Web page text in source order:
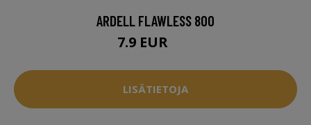
ARDELL FLAWLESS 800
7.9 EUR
LISÄTIETOJA